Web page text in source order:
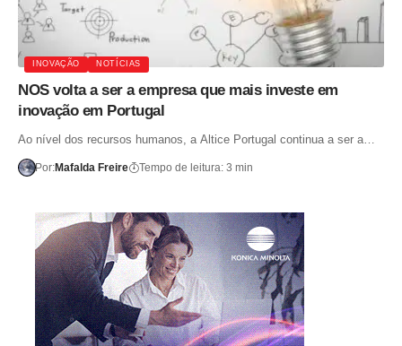
INOVAÇÃO NOTÍCIAS
NOS volta a ser a empresa que mais investe em
inovação em Portugal
Ao nível dos recursos humanos, a Altice Portugal continua a ser a…
Por:Mafalda Freire Tempo de leitura: 3 min